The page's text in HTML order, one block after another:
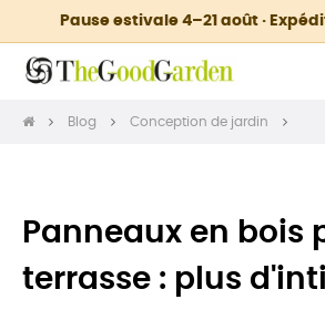
Pause estivale 4–21 août ·
Blog Conception de jardin
Panneaux en bois
terrasse : plus